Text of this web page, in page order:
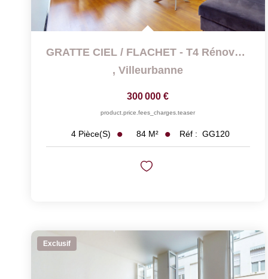
GRATTE CIEL / FLACHET - T4 Rénové De 84 M2 Traversant Avec...
,Villeurbanne
300 000 €
product.price.fees_charges.teaser
4 Pièce(s) 84 M² Réf : GG120
Exclusif